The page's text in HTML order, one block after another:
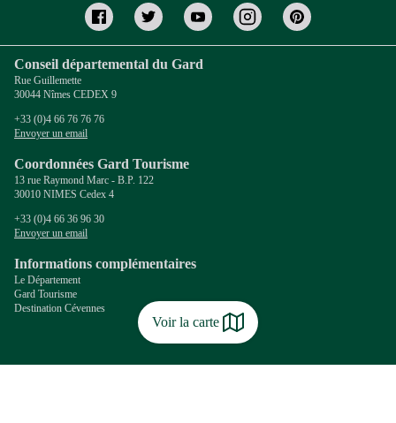
Voir la carte
Conseil départemental du Gard
Rue Guillemette
30044 Nîmes CEDEX 9
+33 (0)4 66 76 76 76
Envoyer un email
Coordonnées Gard Tourisme
13 rue Raymond Marc - B.P. 122
30010 NIMES Cedex 4
+33 (0)4 66 36 96 30
Envoyer un email
Informations complémentaires
Le Département
Gard Tourisme
Destination Cévennes